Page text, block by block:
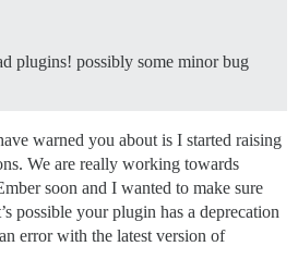
plugins! possibly some minor bug
warned you about is I started raising
We are really working towards
soon and I wanted to make sure
possible your plugin has a deprecation
error with the latest version of